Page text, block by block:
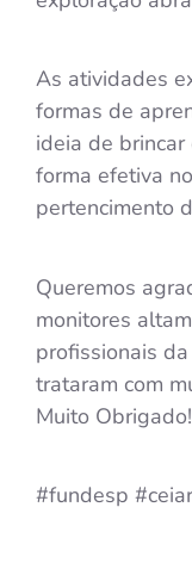
As atividades
formas de
ideia de
forma efetiva
pertencimento
Queremos
monitores
profissionais
trataram com
Muito Obrigado!
#fundesp